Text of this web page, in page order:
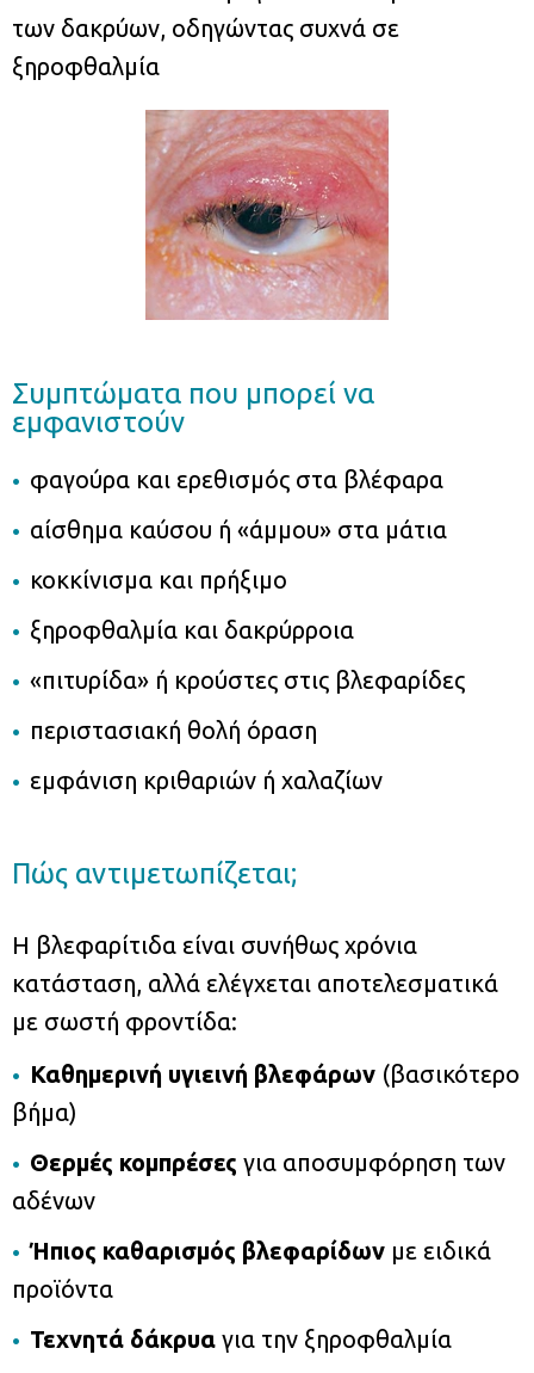
των δακρύων, οδηγώντας συχνά σε
ξηροφθαλμία
Συμπτώματα που μπορεί να
εμφανιστούν
φαγούρα και ερεθισμός στα βλέφαρα
αίσθημα καύσου ή «άμμου» στα μάτια
κοκκίνισμα και πρήξιμο
ξηροφθαλμία και δακρύρροια
«πιτυρίδα» ή κρούστες στις βλεφαρίδες
περιστασιακή θολή όραση
εμφάνιση κριθαριών ή χαλαζίων
Πώς αντιμετωπίζεται;
Η βλεφαρίτιδα είναι συνήθως χρόνια
κατάσταση, αλλά ελέγχεται αποτελεσματικά
με σωστή φροντίδα:
Καθημερινή υγιεινή βλεφάρων (βασικότερο
βήμα)
Θερμές κομπρέσες για αποσυμφόρηση των
αδένων
Ήπιος καθαρισμός βλεφαρίδων με ειδικά
προϊόντα
Τεχνητά δάκρυα για την ξηροφθαλμία